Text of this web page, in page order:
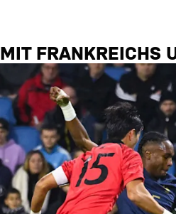
FRANKREICHS